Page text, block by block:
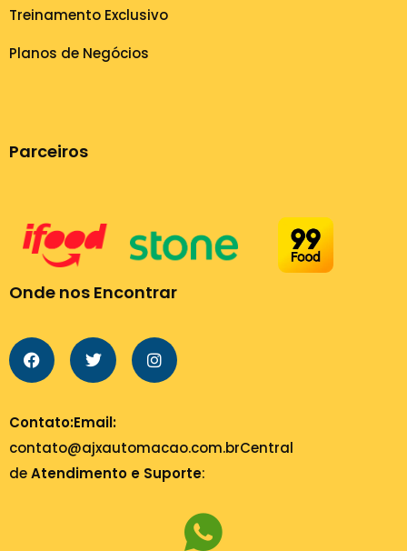
Treinamento Exclusivo
Planos de Negócios
Parceiros
Onde nos Encontrar
Contato:Email:
contato@ajxautomacao.com.brCentral
deAtendimento e Suporte: